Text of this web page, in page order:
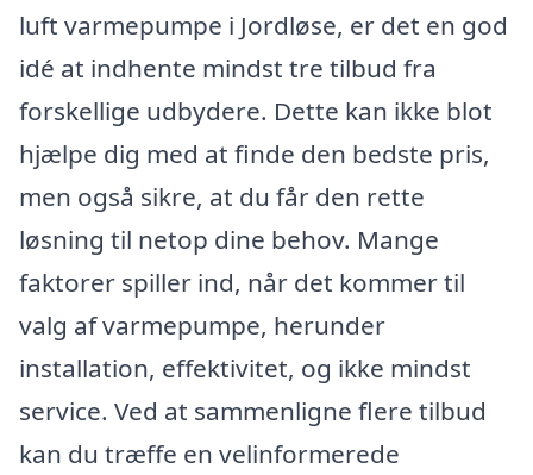
luft varmepumpe i Jordløse, er det en god
idé at indhente mindst tre tilbud fra
forskellige udbydere. Dette kan ikke blot
hjælpe dig med at finde den bedste pris,
men også sikre, at du får den rette
løsning til netop dine behov. Mange
faktorer spiller ind, når det kommer til
valg af varmepumpe, herunder
installation, effektivitet, og ikke mindst
service. Ved at sammenligne flere tilbud
kan du træffe en velinformerede